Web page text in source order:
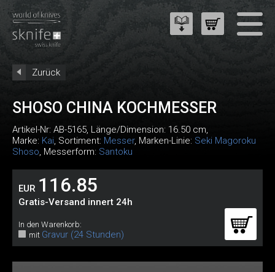
Zurück
SHOSO CHINA KOCHMESSER
Artikel-Nr: AB-5165, Länge/Dimension: 16.50 cm,
Marke: Kai, Sortiment: Messer, Marken-Linie: Seki Magoroku
Shoso, Messerform: Santoku
EUR 116.85
Gratis-Versand innert 24h
In den Warenkorb:
mit Gravur (24 Stunden)